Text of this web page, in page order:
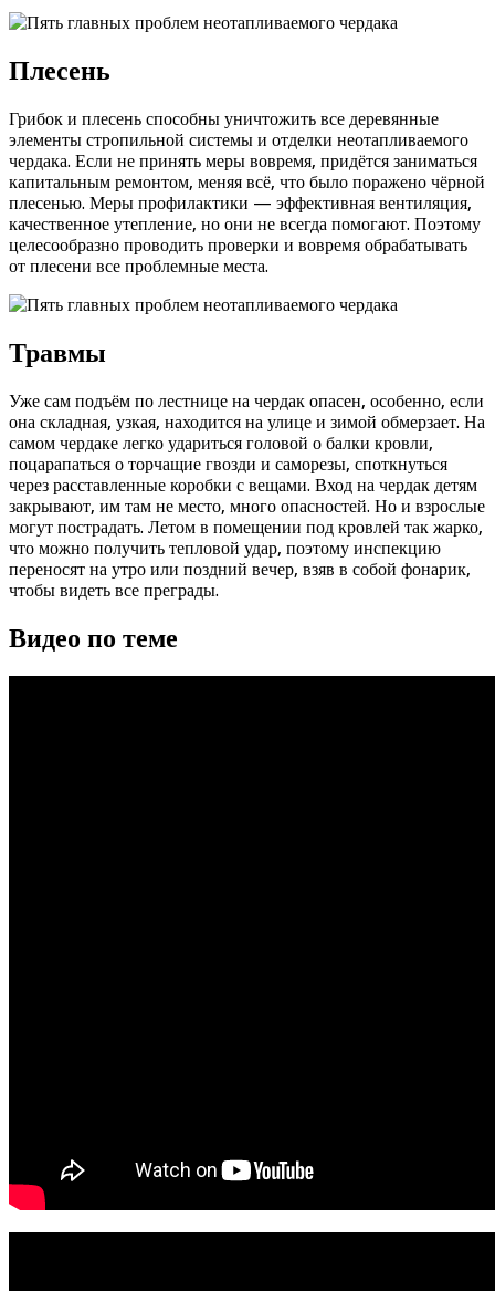
Плесень
Грибок и плесень способны уничтожить все деревянные
элементы стропильной системы и отделки неотапливаемого
чердака. Если не принять меры вовремя, придётся заниматься
капитальным ремонтом, меняя всё, что было поражено чёрной
плесенью. Меры профилактики — эффективная вентиляция,
качественное утепление, но они не всегда помогают. Поэтому
целесообразно проводить проверки и вовремя обрабатывать
от плесени все проблемные места.
Травмы
Уже сам подъём по лестнице на чердак опасен, особенно, если
она складная, узкая, находится на улице и зимой обмерзает. На
самом чердаке легко удариться головой о балки кровли,
поцарапаться о торчащие гвозди и саморезы, споткнуться
через расставленные коробки с вещами. Вход на чердак детям
закрывают, им там не место, много опасностей. Но и взрослые
могут пострадать. Летом в помещении под кровлей так жарко,
что можно получить тепловой удар, поэтому инспекцию
переносят на утро или поздний вечер, взяв в собой фонарик,
чтобы видеть все преграды.
Видео по теме